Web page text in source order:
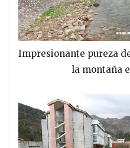
Impresionante pureza
la montaña